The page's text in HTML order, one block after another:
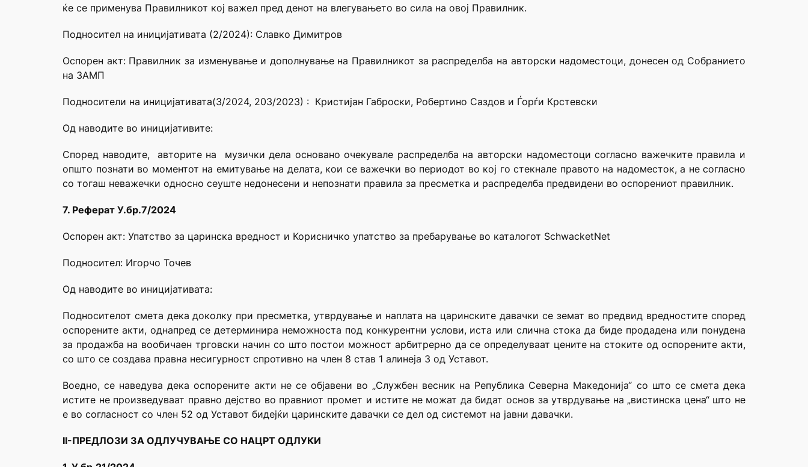
ќе се применува Правилникот кој важел пред денот на влегувањето во сила на овој Правилник.
Подносител на иницијативата (2/2024): Славко Димитров
Оспорен акт: Правилник за изменување и дополнување на Правилникот за распределба на авторски надоместоци, донесен од Собранието
на ЗАМП
Подносители на иницијативата(3/2024, 203/2023) : Кристијан Габроски, Робертино Саздов и Ѓорѓи Крстевски
Од наводите во иницијативите:
Според наводите, авторите на музички дела основано очекувале распределба на авторски надоместоци согласно важечките правила и
општо познати во моментот на емитување на делата, кои се важечки во периодот во кој го стекнале правото на надоместок, а не согласно
со тогаш неважечки односно сеуште недонесени и непознати правила за пресметка и распределба предвидени во оспорениот правилник.
7. Реферат У.бр.7/2024
Оспорен акт: Упатство за царинска вредност и Корисничко упатство за пребарување во каталогот SchwacketNet
Подносител: Игорчо Точев
Од наводите во иницијативата:
Подносителот смета дека доколку при пресметка, утврдување и наплата на царинските давачки се земат во предвид вредностите според
оспорените акти, однапред се детерминира неможноста под конкурентни услови, иста или слична стока да биде продадена или понудена
за продажба на вообичаен трговски начин со што постои можност арбитрерно да се определуваат цените на стоките од оспорените акти,
со што се создава правна несигурност спротивно на член 8 став 1 алинеја 3 од Уставот.
Воедно, се наведува дека оспорените акти не се објавени во „Службен весник на Република Северна Македонија“ со што се смета дека
истите не произведуваат правно дејство во правниот промет и истите не можат да бидат основ за утврдување на „вистинска цена“ што не
е во согласност со член 52 од Уставот бидејќи царинските давачки се дел од системот на јавни давачки.
II-ПРЕДЛОЗИ ЗА ОДЛУЧУВАЊЕ СО НАЦРТ ОДЛУКИ